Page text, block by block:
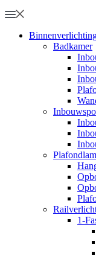
Badkamer
1-